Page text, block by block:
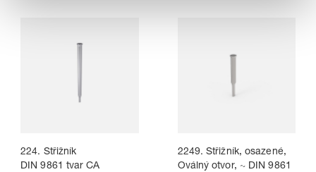
224. Střižník
DIN 9861 tvar CA
2249. Střižník, osazené,
Oválný otvor, ~ DIN 9861